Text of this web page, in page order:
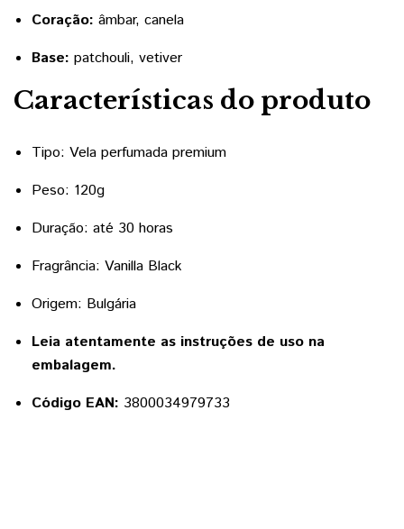
Coração: âmbar, canela
Base: patchouli, vetiver
Características do produto
Tipo: Vela perfumada premium
Peso: 120g
Duração: até 30 horas
Fragrância: Vanilla Black
Origem: Bulgária
Leia atentamente as instruções de uso na
embalagem.
Código EAN: 3800034979733